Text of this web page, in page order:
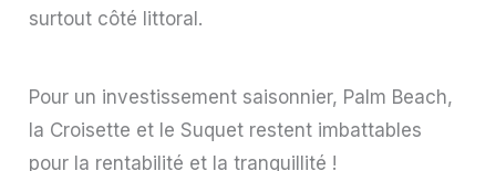
surtout côté littoral.
Pour un investissement saisonnier, Palm Beach,
la Croisette et le Suquet restent imbattables
pour la rentabilité et la tranquillité !